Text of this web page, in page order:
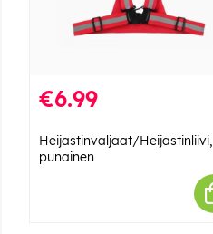
€6.99
Heijastinvaljaat/Heijastinliivi,
punainen